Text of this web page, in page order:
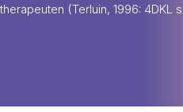
therapeuten (Terluin, 1996: 4DKL